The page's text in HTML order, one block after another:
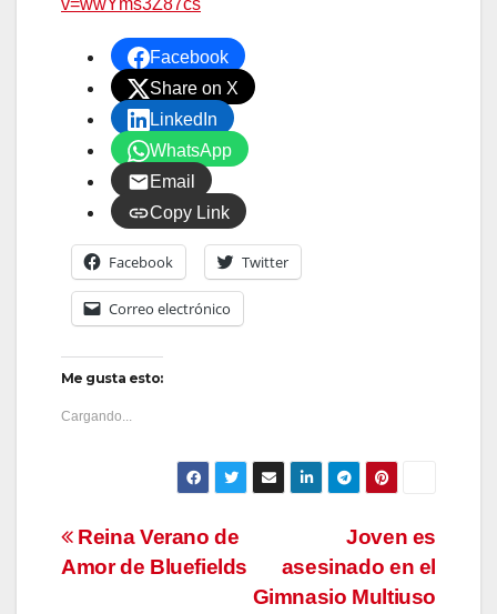
v=wwYms3Z87cs
Facebook
Share on X
LinkedIn
WhatsApp
Email
Copy Link
Facebook Twitter
Correo electrónico
Me gusta esto:
Cargando...
Navegación
Joven es
asesinado en el
Gimnasio Multiuso
Reina Verano de
Amor de Bluefields